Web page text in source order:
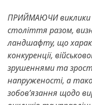
ПРИЙМАЮЧИ виклики
століття разом,
ландшафту, що
конкуренції,
зрушеннями та
напруженості, а
зобов’язання щодо